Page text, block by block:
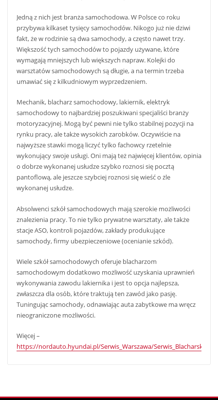
Jedną z nich jest branża samochodowa. W Polsce co roku
przybywa kilkaset tysięcy samochodów. Nikogo już nie dziwi
fakt, że w rodzinie są dwa samochody, a często nawet trzy.
Większość tych samochodów to pojazdy używane, które
wymagają mniejszych lub większych napraw. Kolejki do
warsztatów samochodowych są długie, a na termin trzeba
umawiać się z kilkudniowym wyprzedzeniem.
Mechanik, blacharz samochodowy, lakiernik, elektryk
samochodowy to najbardziej poszukiwani specjaliści branży
motoryzacyjnej. Mogą być pewni nie tylko stabilnej pozycji na
rynku pracy, ale także wysokich zarobków. Oczywiście na
najwyższe stawki mogą liczyć tylko fachowcy rzetelnie
wykonujący swoje usługi. Oni mają też najwięcej klientów, opinia
o dobrze wykonanej usłudze szybko roznosi się pocztą
pantoflową, ale jeszcze szybciej roznosi się wieść o żle
wykonanej usłudze.
Absolwenci szkół samochodowych mają szerokie możliwości
znalezienia pracy. To nie tylko prywatne warsztaty, ale także
stacje ASO, kontroli pojazdów, zakłady produkujące
samochody, firmy ubezpieczeniowe (ocenianie szkód).
Wiele szkół samochodowych oferuje blacharzom
samochodowym dodatkowo możliwość uzyskania uprawnień
wykonywania zawodu lakiernika i jest to opcja najlepsza,
zwłaszcza dla osób, które traktują ten zawód jako pasję.
Tuningując samochody, odnawiając auta zabytkowe ma wręcz
nieograniczone możliwości.
Więcej –
https://nordauto.hyundai.pl/Serwis_Warszawa/